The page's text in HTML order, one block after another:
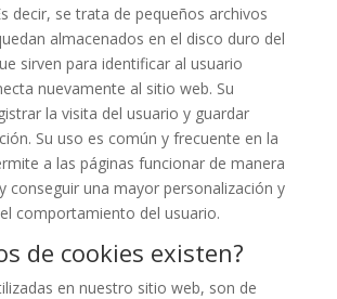
decir, se trata de pequeños archivos
almacenados en el disco duro del
sirven para identificar al usuario
nuevamente al sitio web. Su
la visita del usuario y guardar
Su uso es común y frecuente en la
a las páginas funcionar de manera
conseguir una mayor personalización y
comportamiento del usuario.
de cookies existen?
en nuestro sitio web, son de